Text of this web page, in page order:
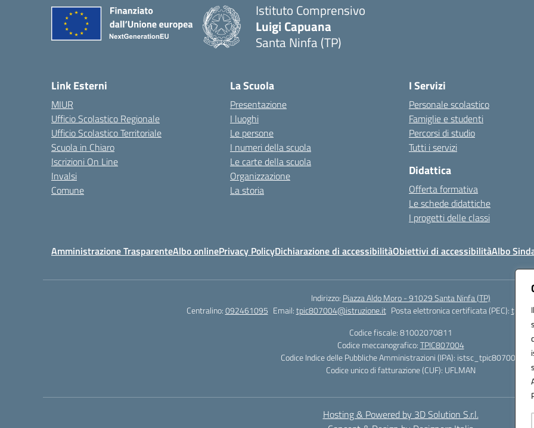
Istituto Comprensivo
Luigi Capuana
Santa Ninfa (TP)
Link Esterni
MIUR
Ufficio Scolastico Regionale
Ufficio Scolastico Territoriale
Scuola in Chiaro
Iscrizioni On Line
Invalsi
Comune
La Scuola
Presentazione
I luoghi
Le persone
I numeri della scuola
Le carte della scuola
Organizzazione
La storia
I Servizi
Personale scolastico
Famiglie e studenti
Percorsi di studio
Tutti i servizi
Didattica
Offerta formativa
Le schede didattiche
I progetti delle classi
Amministrazione TrasparenteAlbo onlinePrivacy PolicyDichiarazione di accessibilitàObiettivi di accessibilitàAlbo
Indirizzo: Piazza Aldo Moro - 91029 Santa Ninfa (TP)
Centralino:092461095 Email:tpic807004@istruzione.it Posta elettronica certificata (PEC):
Codice fiscale: 81002070811
Codice meccanografico:TPIC807004
Codice Indice delle Pubbliche Amministrazioni (IPA): istsc_tpic807004
Codice unico di fatturazione (CUF): UFLMAN
Hosting & Powered by 3D Solution S.r.l.